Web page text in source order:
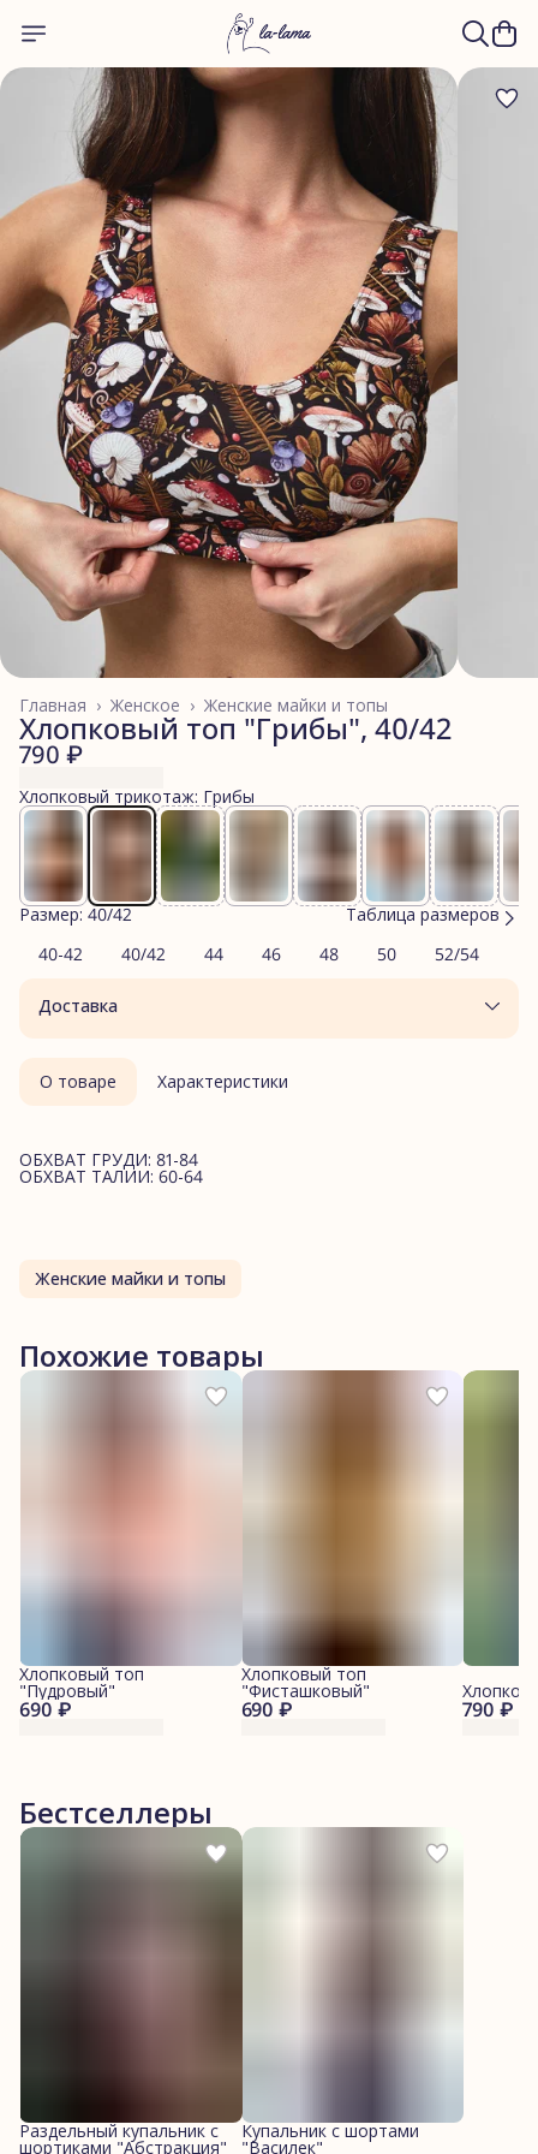
Женские майки и топы
Женское ›
Главная ›
Хлопковый топ "Грибы", 40/42
790 ₽
Хлопковый трикотаж: Грибы
Размер: 40/42
Таблица размеров
40-42
40/42 44 46 48 50 52/54
Доставка
О товаре Характеристики
ОБХВАТ ГРУДИ: 81-84
ОБХВАТ ТАЛИИ: 60-64
Женские майки и топы
Похожие товары
690 ₽
Хлопковый топ
"Пудровый"
690 ₽
Хлопковый топ
"Фисташковый"
790 ₽
Бестселлеры
Раздельный купальник с
шортиками "Абстракция"
Купальник с шортами
"Василек"